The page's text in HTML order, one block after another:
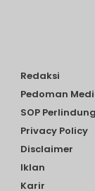
Redaksi
Pedoman
SOP
Privacy Policy
Disclaimer
Iklan
Karir